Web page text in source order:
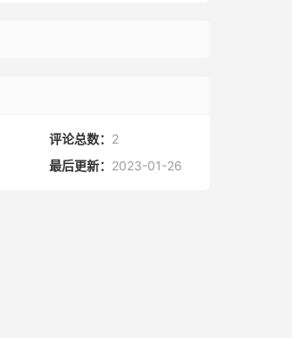
评论总数： 2
最后更新： 2023-01-26